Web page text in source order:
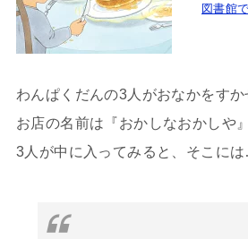
図書館
わんぱくだんの3人がおなかをす
お店の名前は『おかしなおかしや』
3人が中に入ってみると、そこには